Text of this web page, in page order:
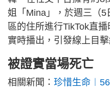
姐「Mina」，於週三（5
區的住所進行TikTok直
實時播出，引發線上目
被證實當場死亡
相關新聞： 珍惜生命